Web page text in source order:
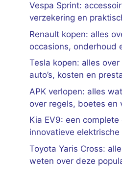
Vespa Sprint:
verzekering en
Renault kopen: alles
occasions, onderhoud
Tesla kopen: alles
auto’s, kosten en
APK verlopen: alles
over regels, boetes en
Kia EV9: een
innovatieve elektrische
Toyota Yaris Cross:
weten over deze